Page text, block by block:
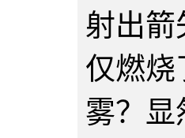
射出箭
仅燃烧
雾？显